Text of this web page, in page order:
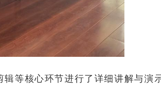
等核心环节进行了详细讲解与演